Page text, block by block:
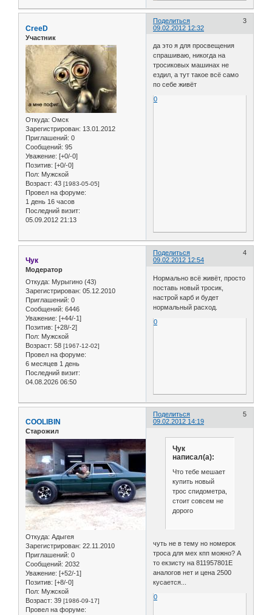
Поделиться
3
09.02.2012 12:32
CreeD
Участник
Откуда: Омск
Зарегистрирован: 13.01.2012
Приглашений: 0
Сообщений: 95
Уважение: [+0/-0]
Позитив: [+0/-0]
Пол: Мужской
Возраст: 43 [1983-05-05]
Провел на форуме:
1 день 16 часов
Последний визит:
05.09.2012 21:13
да это я для просвещения
спрашиваю, никогда на
тросиковых машинах не
ездил, а тут такое всё само
по себе живёт
0
Поделиться
4
09.02.2012 12:54
Чук
Модератор
Откуда: Мурыгино (43)
Зарегистрирован: 05.12.2010
Приглашений: 0
Сообщений: 6446
Уважение: [+44/-1]
Позитив: [+28/-2]
Пол: Мужской
Возраст: 58 [1967-12-02]
Провел на форуме:
6 месяцев 1 день
Последний визит:
04.08.2026 06:50
Нормально всё живёт, просто
поставь новый тросик,
настрой карб и будет
нормальный расход.
0
Поделиться
5
09.02.2012 14:19
COOLIBIN
Старожил
Откуда: Адыгея
Зарегистрирован: 22.11.2010
Приглашений: 0
Сообщений: 2032
Уважение: [+52/-1]
Позитив: [+8/-0]
Пол: Мужской
Возраст: 39 [1986-09-17]
Провел на форуме:
Чук
написал(а):
Что тебе мешает
купить новый
трос спидометра,
стоит совсем не
дорого
чуть не в тему но номерок
троса для мех кпп можно? А
то екзисту на 811957801E
аналогов нет и цена 2500
кусается...
0